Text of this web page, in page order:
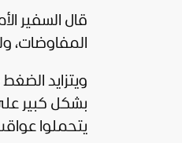
قال السفير
المفاوضات،
ويتزايد
بشكل كبير
يتحملوا